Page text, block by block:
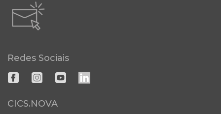
Redes Sociais
CICS.NOVA